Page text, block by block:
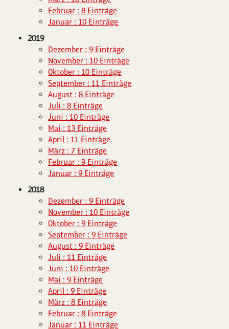
Februar : 8 Einträge
Januar : 10 Einträge
2019
Dezember : 9 Einträge
November : 10 Einträge
Oktober : 10 Einträge
September : 11 Einträge
August : 8 Einträge
Juli : 8 Einträge
Juni : 10 Einträge
Mai : 13 Einträge
April : 11 Einträge
März : 7 Einträge
Februar : 9 Einträge
Januar : 9 Einträge
2018
Dezember : 9 Einträge
November : 10 Einträge
Oktober : 9 Einträge
September : 9 Einträge
August : 9 Einträge
Juli : 11 Einträge
Juni : 10 Einträge
Mai : 9 Einträge
April : 9 Einträge
März : 8 Einträge
Februar : 8 Einträge
Januar : 11 Einträge